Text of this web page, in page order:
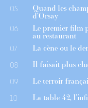
05 Quand les
d’Orsay
06 Le premier film
au restaurant
07 La cène ou le
08 Il faisait plus
09 Le terroir
10 La table 42,